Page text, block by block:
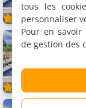
5.6
tous les
personnaliser
Pour en
de gestion des